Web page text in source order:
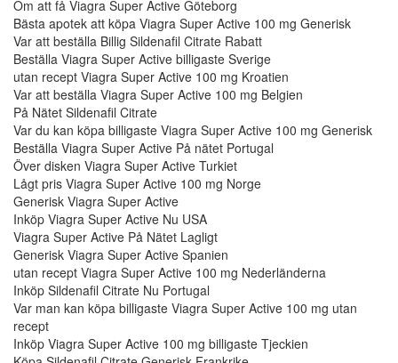
Om att få Viagra Super Active Göteborg
Bästa apotek att köpa Viagra Super Active 100 mg Generisk
Var att beställa Billig Sildenafil Citrate Rabatt
Beställa Viagra Super Active billigaste Sverige
utan recept Viagra Super Active 100 mg Kroatien
Var att beställa Viagra Super Active 100 mg Belgien
På Nätet Sildenafil Citrate
Var du kan köpa billigaste Viagra Super Active 100 mg Generisk
Beställa Viagra Super Active På nätet Portugal
Över disken Viagra Super Active Turkiet
Lågt pris Viagra Super Active 100 mg Norge
Generisk Viagra Super Active
Inköp Viagra Super Active Nu USA
Viagra Super Active På Nätet Lagligt
Generisk Viagra Super Active Spanien
utan recept Viagra Super Active 100 mg Nederländerna
Inköp Sildenafil Citrate Nu Portugal
Var man kan köpa billigaste Viagra Super Active 100 mg utan
recept
Inköp Viagra Super Active 100 mg billigaste Tjeckien